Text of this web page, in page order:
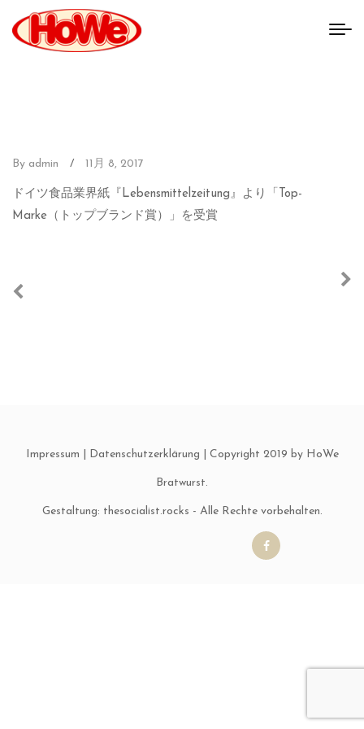
By admin / 11月 8, 2017
ドイツ食品業界紙『Lebensmittelzeitung』より「Top-
Marke（トップブランド賞）」を受賞
Impressum Datenschutzerklärung | Copyright 2019 by HoWe
Bratwurst.
Gestaltung: thesocialist.rocks - Alle Rechte vorbehalten.